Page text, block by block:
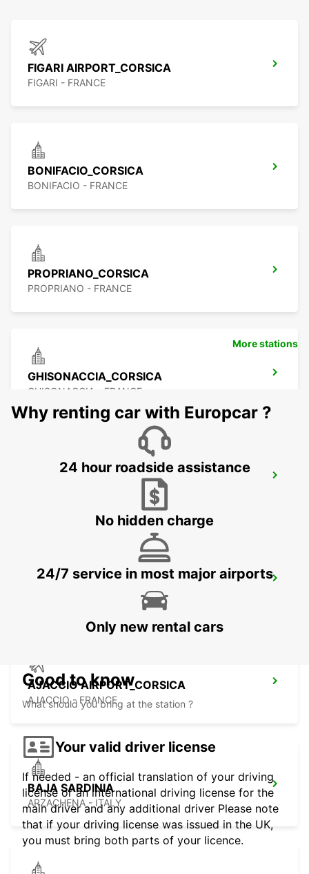
FIGARI AIRPORT_CORSICA
FIGARI - FRANCE
BONIFACIO_CORSICA
BONIFACIO - FRANCE
PROPRIANO_CORSICA
PROPRIANO - FRANCE
GHISONACCIA_CORSICA
GHISONACCIA - FRANCE
PALAU (COURTESY POINT)
PORTICCIO_CORSICA
AJACCIO AIRPORT_CORSICA
AJACCIO - FRANCE
BAJA SARDINIA
ARZACHENA - ITALY
More stations
Why renting car with Europcar ?
24 hour roadside assistance
No hidden charge
24/7 service in most major airports
Only new rental cars
Good to know
What should you bring at the station ?
Your valid driver license
If needed - an official translation of your driving
license or an international driving license for the
main driver and any additional driver Please note
that if your driving license was issued in the UK,
you must bring both parts of your licence.